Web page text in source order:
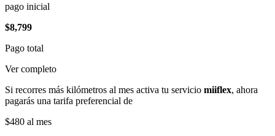
pago inicial
$8,799
Pago total
Ver completo
Si recorres más kilómetros al mes activa tu servicio miiflex, ahora
pagarás una tarifa preferencial de
$480 al mes